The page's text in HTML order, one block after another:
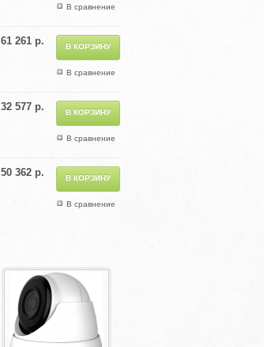
В сравнение
В сравнение
61 261 р.
В сравнение
32 577 р.
В сравнение
50 362 р.